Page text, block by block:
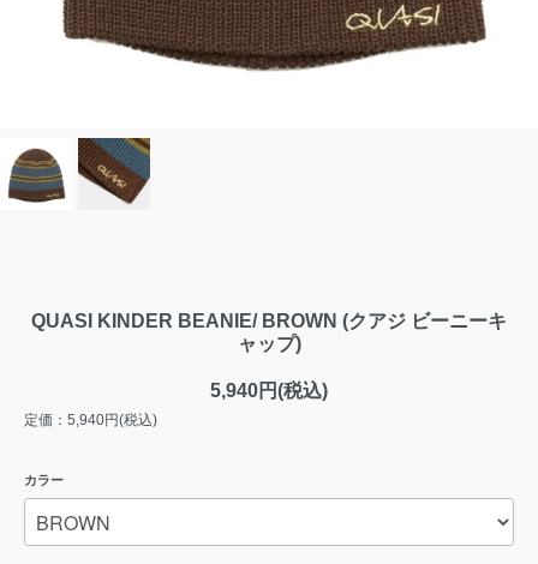
QUASI KINDER BEANIE/ BROWN (クアジ ビーニーキ
ャップ)
5,940円(税込)
定価：5,940円(税込)
カラー